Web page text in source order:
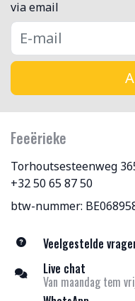
via email
Feeërieke
Torhoutsesteenweg
+32 50 65 87 50
btw-nummer:
Veelgestelde
Live chat
Van maandag tem